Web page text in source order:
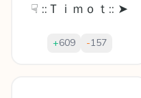
☟ ::Ｔｉｍｏｔ:: ➤
+609 -157